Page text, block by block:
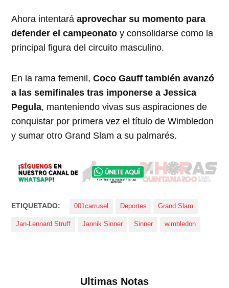
Ahora intentará aprovechar su momento para
defender el campeonato y consolidarse como la
principal figura del circuito masculino.
En la rama femenil, Coco Gauff también avanzó
a las semifinales tras imponerse a Jessica
Pegula, manteniendo vivas sus aspiraciones de
conquistar por primera vez el título de Wimbledon
y sumar otro Grand Slam a su palmarés.
ETIQUETADO: 001carrusel Deportes Grand Slam
Jan-Lennard Struff Jannik Sinner Sinner wimbledon
Ultimas Notas